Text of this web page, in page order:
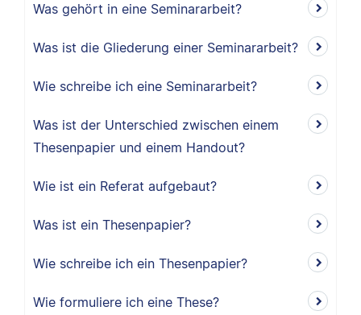
Was gehört in eine Seminararbeit?
Was ist die Gliederung einer Seminararbeit?
Wie schreibe ich eine Seminararbeit?
Was ist der Unterschied zwischen einem
Thesenpapier und einem Handout?
Wie ist ein Referat aufgebaut?
Was ist ein Thesenpapier?
Wie schreibe ich ein Thesenpapier?
Wie formuliere ich eine These?